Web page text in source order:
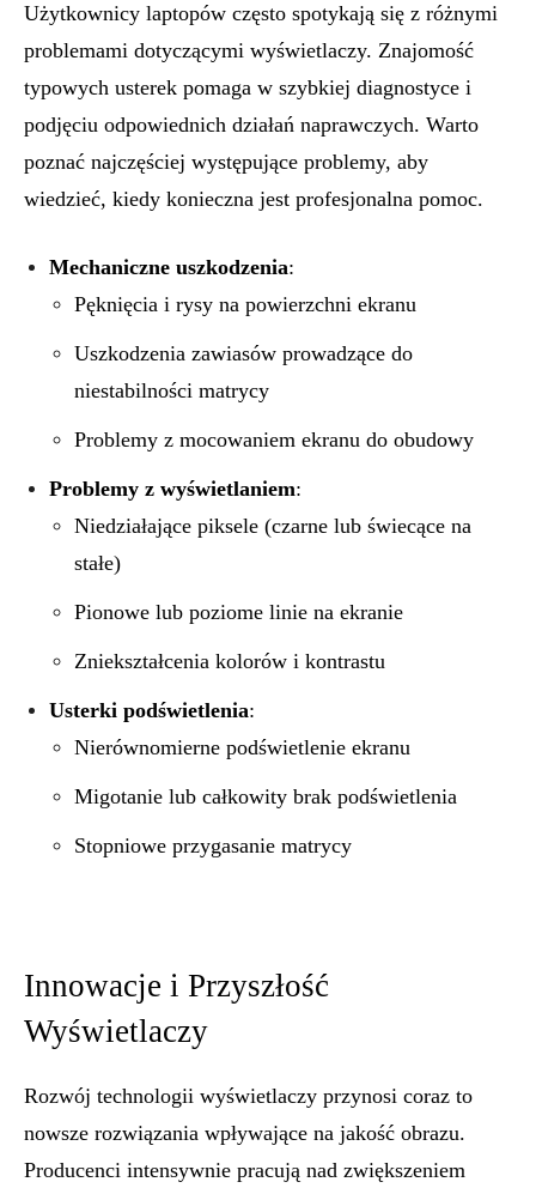
Użytkownicy laptopów często spotykają się z różnymi
problemami dotyczącymi wyświetlaczy. Znajomość
typowych usterek pomaga w szybkiej diagnostyce i
podjęciu odpowiednich działań naprawczych. Warto
poznać najczęściej występujące problemy, aby
wiedzieć, kiedy konieczna jest profesjonalna pomoc.
Mechaniczne uszkodzenia:
Pęknięcia i rysy na powierzchni ekranu
Uszkodzenia zawiasów prowadzące do
niestabilności matrycy
Problemy z mocowaniem ekranu do obudowy
Problemy z wyświetlaniem:
Niedziałające piksele (czarne lub świecące na
stałe)
Pionowe lub poziome linie na ekranie
Zniekształcenia kolorów i kontrastu
Usterki podświetlenia:
Nierównomierne podświetlenie ekranu
Migotanie lub całkowity brak podświetlenia
Stopniowe przygasanie matrycy
Innowacje i Przyszłość
Wyświetlaczy
Rozwój technologii wyświetlaczy przynosi coraz to
nowsze rozwiązania wpływające na jakość obrazu.
Producenci intensywnie pracują nad zwiększeniem